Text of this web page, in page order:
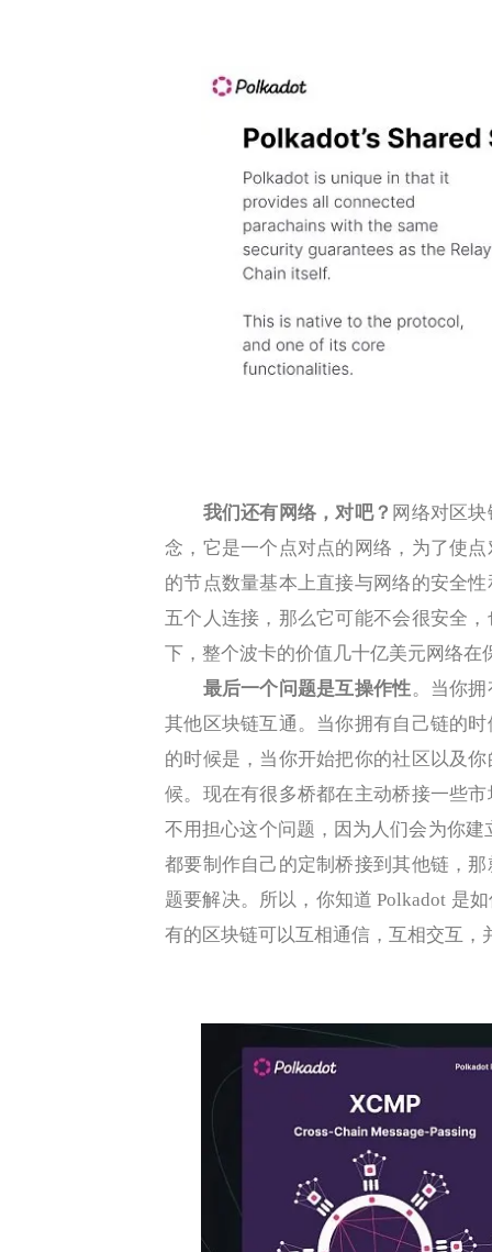
我们还有网络，对吧？ 网络对区
念，它是一个点对点的网络，为了使
的节点数量基本上直接与网络的安全
五个人连接，那么它可能不会很安全
下，整个波卡的价值几十亿美元网络在
最后一个问题是互操作性。当你
其他区块链互通。当你拥有自己链的
的时候是，当你开始把你的社区以及
候。现在有很多桥都在主动桥接一些
不用担心这个问题，因为人们会为你
都要制作自己的定制桥接到其他链，
题要解决。所以，你知道 Polkadot 是
有的区块链可以互相通信，互相交互